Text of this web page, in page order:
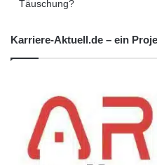
Ausbildung
Lufthansa Gruppe
Täuschung?
Karriere-Aktuell.de – ein